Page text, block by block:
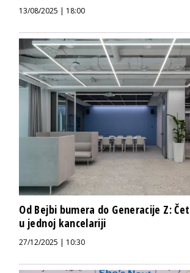
13/08/2025 | 18:00
Od Bejbi bumera do Generacije Z:
u jednoj kancelariji
27/12/2025 | 10:30